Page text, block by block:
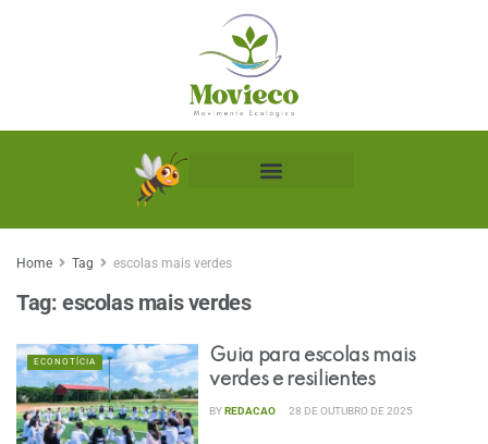
Home Tag escolas mais verdes
Tag: escolas mais verdes
ECONOTÍCIA
Guia para escolas mais
verdes e resilientes
BYREDACAO 28 DE OUTUBRO DE 2025